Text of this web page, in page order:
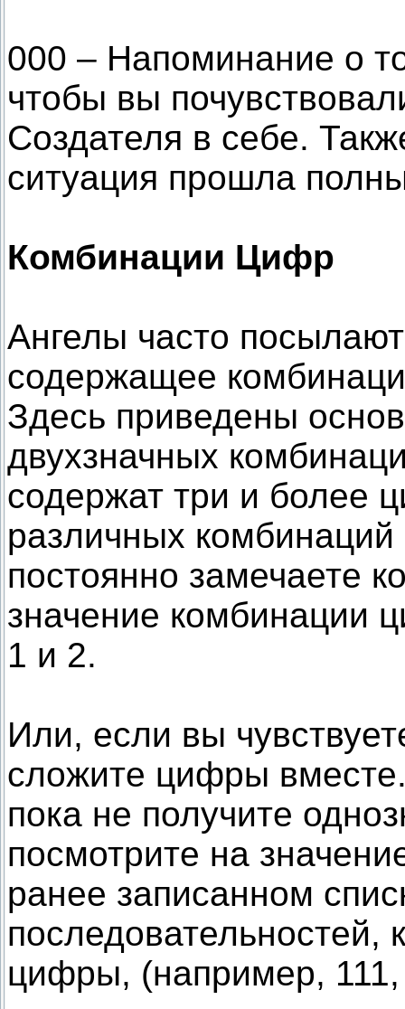
000 – Напоминание о
чтобы вы
Создателя в себе.
ситуация прошла
Комбинации Цифр
Ангелы часто
содержащее
Здесь приведены
двухзначных
содержат три и более
различных
постоянно замечаете
значение комбинации
1 и 2.
Или, если вы
сложите цифры
пока не получите
посмотрите на
ранее записанном
последовательностей,
цифры, (например,